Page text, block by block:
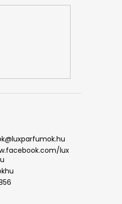
@luxparfumok.hu
lux